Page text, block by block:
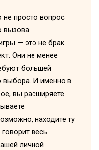
не просто вопрос
вызова.
— это не брак
Они не менее
большей
выбора. И именно в
вы расширяете
находите ту
весь
личной